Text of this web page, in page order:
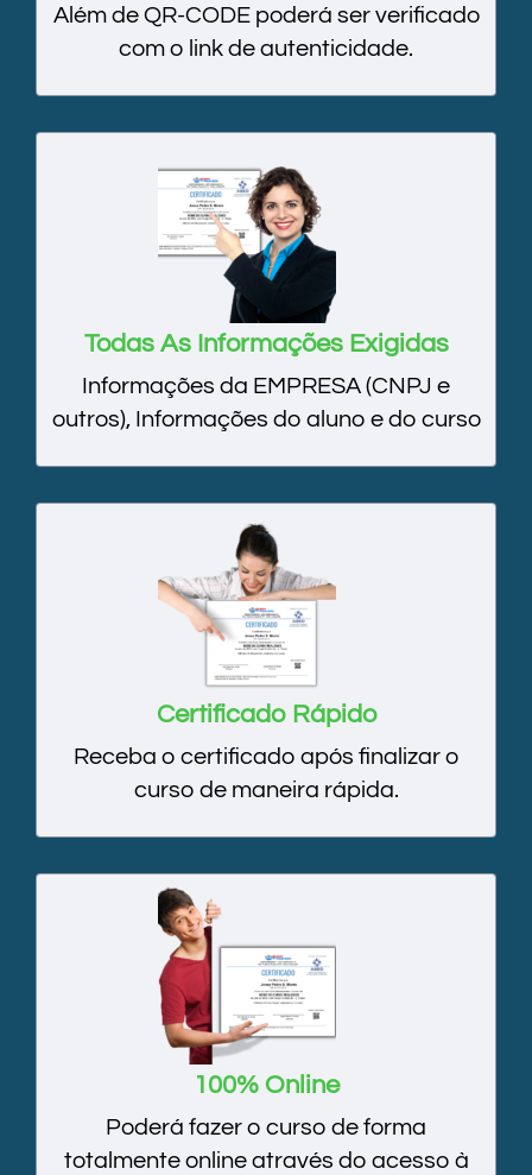
Além de QR-CODE poderá ser verificado
com o link de autenticidade.
Todas As Informações Exigidas
Informações da EMPRESA (CNPJ e
outros), Informações do aluno e do curso
Certificado Rápido
Receba o certificado após finalizar o
curso de maneira rápida.
100% Online
Poderá fazer o curso de forma
totalmente online através do acesso à